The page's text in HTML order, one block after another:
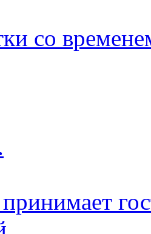
со